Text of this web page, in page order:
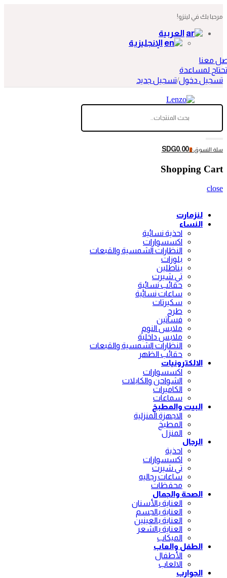
مرحبا بك في لينزو!
العربية
الإنجليزية
معنا
تحتاج لمساعدة
تسجيل دخول/تسجيل جديد
سلة التسوق: SDG0.00 0
Shopping Cart
close
لنزمارت
النساء
احذية نسائية
اكسسوارات
النظارات الشمسية والقبعات
بلوزات
بناطلين
تي شيرت
حقائب نسائية
ساعات نسائية
سكيرتات
طرح
فساتين
ملابس النوم
ملابس داخلية
النظارات الشمسية والقبعات
حقائب الظهر
الالكترونيات
اكسسوارات
الشواحن والكابلات
الكاميرات
سماعات
البيت والمطبخ
الاجهزة المنزلية
المطبخ
المنزل
الرجال
احذية
اكسسوارات
تي شيرت
ساعات رجاليه
محفظات
الصحة والجمال
العناية بالأسنان
العناية بالجسم
العناية بالعينين
العناية بالشعر
الميكاب
الطفل والعاب
الأطفال
الالعاب
الجوارب